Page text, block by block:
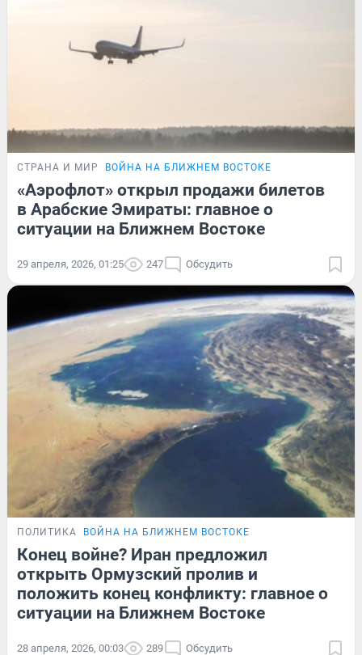
СТРАНА И МИР ВОЙНА НА БЛИЖНЕМ ВОСТОКЕ
«Аэрофлот» открыл продажи билетов
в Арабские Эмираты: главное о
ситуации на Ближнем Востоке
29 апреля, 2026, 01:25 247 Обсудить
ПОЛИТИКА ВОЙНА НА БЛИЖНЕМ ВОСТОКЕ
Конец войне? Иран предложил
открыть Ормузский пролив и
положить конец конфликту: главное о
ситуации на Ближнем Востоке
28 апреля, 2026, 00:03 289 Обсудить